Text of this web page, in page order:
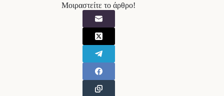
Μοιραστείτε το άρθρο!